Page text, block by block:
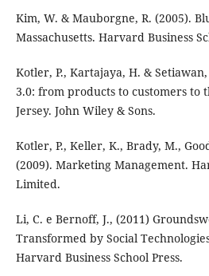
Kim, W. & Mauborgne, R. (2005).
Massachusetts. Harvard Business
Kotler, P., Kartajaya, H. &
3.0: from products to customers to
Jersey. John Wiley & Sons.
Kotler, P., Keller, K., Brady, M.,
(2009). Marketing Management.
Limited.
Li, C. e Bernoff, J., (2011)
Transformed by Social
Harvard Business School Press.